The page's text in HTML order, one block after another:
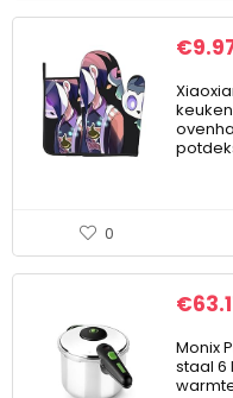
€
0
€
Monix
staal 6